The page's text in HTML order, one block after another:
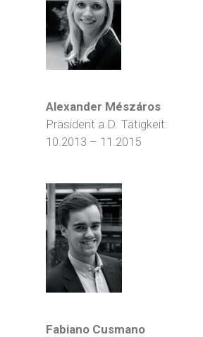
Alexander Mészáros
Präsident a.D. Tätigkeit:
10.2013 – 11.2015
Fabiano Cusmano